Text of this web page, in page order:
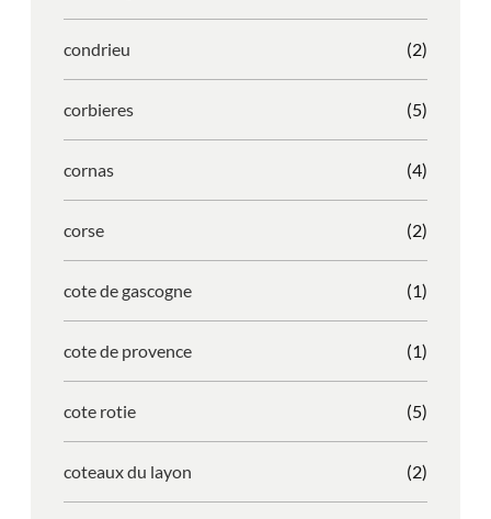
condrieu (2)
corbieres (5)
cornas (4)
corse (2)
cote de gascogne (1)
cote de provence (1)
cote rotie (5)
coteaux du layon (2)